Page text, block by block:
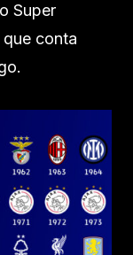
Super
conta